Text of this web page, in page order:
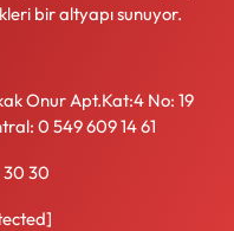
bir altyapı sunuyor.
Onur Apt.Kat:4 No: 19
0 549 609 14 61
30